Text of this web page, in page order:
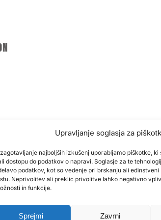
Upravljanje soglasja za
najboljših izkušenj uporabljamo piškotke, ki
dostopu do podatkov o napravi. Soglasje za te
podatkov, kot so vedenje pri brskanju ali
Neprivolitev ali preklic privolitve lahko negativno
in funkcije.
Sprejmi Zavrni
bodo